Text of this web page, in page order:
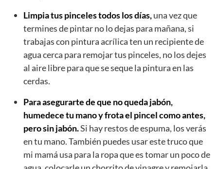
Limpia tus pinceles todos los días,una vez que
termines de pintar no lo dejas para mañana, si
trabajas con pintura acrílica ten un recipiente de
agua cerca para remojar tus pinceles, no los dejes
al aire libre para que se seque la pintura en las
cerdas.
Para asegurarte de que no queda jabón,
humedece tu mano y frota el pincel como antes,
pero sin jabón.Si hay restos de espuma, los verás
en tu mano. También puedes usar este truco que
mi mamá usa para la ropa que es tomar un poco de